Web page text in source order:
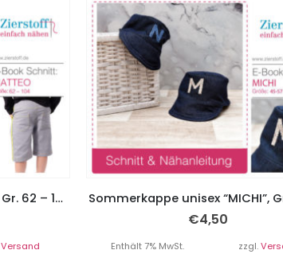
Chino Hose, Short “MATTEO”, Gr. 62 – 104
Versand
Sommerkappe unisex “MICHI”,
€4,50
Enthält 7% MwSt. zzgl.